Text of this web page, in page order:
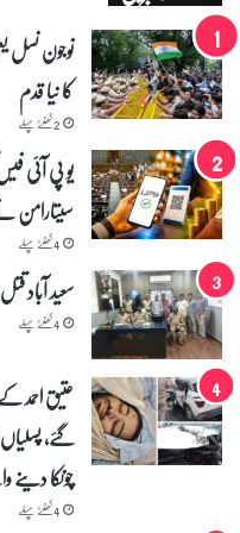
نوجون
کا نیا قدم
2 گھنٹے پہلے
یو پی آئی
سیتارامن
4 گھنٹے پہلے
سعید آباد
4 گھنٹے پہلے
گئے،
چونکا
4 گھنٹے پہلے